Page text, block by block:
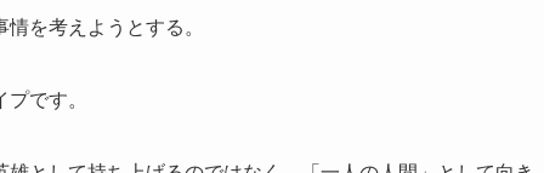
を考えようとする。
です。